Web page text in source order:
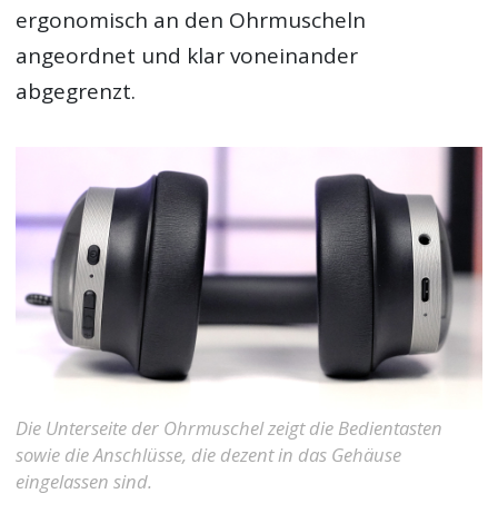
ergonomisch an den Ohrmuscheln
angeordnet und klar voneinander
abgegrenzt.
Die Unterseite der Ohrmuschel zeigt die Bedientasten
sowie die Anschlüsse, die dezent in das Gehäuse
eingelassen sind.